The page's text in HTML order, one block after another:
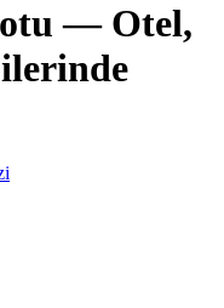
— Otel,